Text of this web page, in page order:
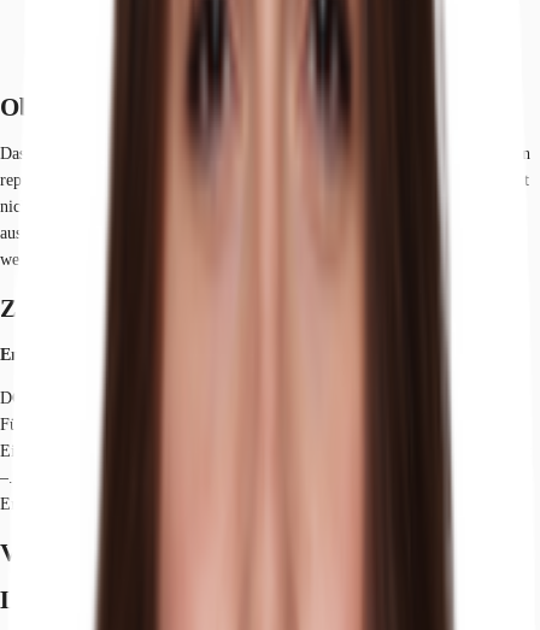
Objekt
Das moderne Büro- und Geschäftshaus wurde 2022 fertiggestellt und bietet in
repräsentativer Lage helle und moderne Büroflächen. Zu den Highlights zählt
nicht nur der Blick auf die beliebte Königsallee, sondern auch hochwertig
ausgestattete Räumlichkeiten, welche individuell für den Mieter hergerichtet
werden.
Zertifizierungen
Energieausweis
DGNB: Platinum
Für diese Liegenschaft liegt ein Bedarfsausweis vom 17.11.2022 vom
Eigentümer/Vermieter vor. Der wesentliche Energieträger der Liegenschaft ist
–. Der Endenergiebedarf Strom beträgt 43.40 kWh/(m²*a). Der
Endenergiebedarf Wärme beträgt 53.10 kWh/(m²*a).
Verfügbare Fläche
Lage und Verkehrsanbindung